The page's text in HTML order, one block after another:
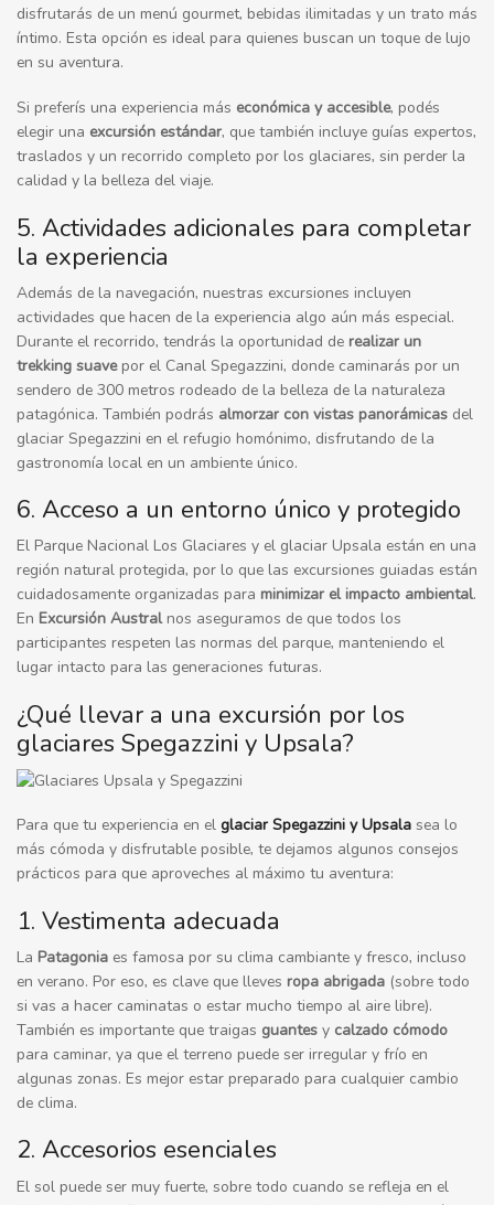
disfrutarás de un menú gourmet, bebidas ilimitadas y un trato más
íntimo. Esta opción es ideal para quienes buscan un toque de lujo
en su aventura.
Si preferís una experiencia más económica y accesible, podés
elegir una excursión estándar, que también incluye guías expertos,
traslados y un recorrido completo por los glaciares, sin perder la
calidad y la belleza del viaje.
5. Actividades adicionales para completar
la experiencia
Además de la navegación, nuestras excursiones incluyen
actividades que hacen de la experiencia algo aún más especial.
Durante el recorrido, tendrás la oportunidad de realizar un
trekking suavepor el Canal Spegazzini, donde caminarás por un
sendero de 300 metros rodeado de la belleza de la naturaleza
patagónica. También podrás almorzar con vistas panorámicas del
glaciar Spegazzini en el refugio homónimo, disfrutando de la
gastronomía local en un ambiente único.
6. Acceso a un entorno único y protegido
El Parque Nacional Los Glaciares y el glaciar Upsala están en una
región natural protegida, por lo que las excursiones guiadas están
cuidadosamente organizadas para minimizar el impacto ambiental.
En Excursión Australnos aseguramos de que todos los
participantes respeten las normas del parque, manteniendo el
lugar intacto para las generaciones futuras.
¿Qué llevar a una excursión por los
glaciares Spegazzini y Upsala?
Para que tu experiencia en el glaciar Spegazzini y Upsala sea lo
más cómoda y disfrutable posible, te dejamos algunos consejos
prácticos para que aproveches al máximo tu aventura:
1. Vestimenta adecuada
La Patagonia es famosa por su clima cambiante y fresco, incluso
en verano. Por eso, es clave que lleves ropa abrigada (sobre todo
si vas a hacer caminatas o estar mucho tiempo al aire libre).
También es importante que traigas guantes y calzado cómodo
para caminar, ya que el terreno puede ser irregular y frío en
algunas zonas. Es mejor estar preparado para cualquier cambio
de clima.
2. Accesorios esenciales
El sol puede ser muy fuerte, sobre todo cuando se refleja en el